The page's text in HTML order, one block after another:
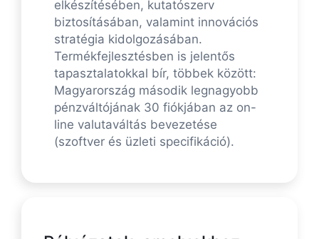
elkészítésében, kutatószerv
biztosításában, valamint innovációs
stratégia kidolgozásában.
Termékfejlesztésben is jelentős
tapasztalatokkal bír, többek között:
Magyarország második legnagyobb
pénzváltójának 30 fiókjában az on-
line valutaváltás bevezetése
(szoftver és üzleti specifikáció).